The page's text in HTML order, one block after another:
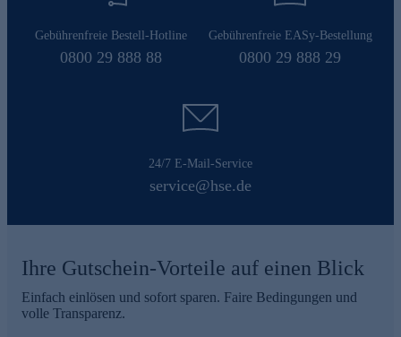
Gebührenfreie Bestell-Hotline
0800 29 888 88
Gebührenfreie EASy-Bestellung
0800 29 888 29
24/7 E-Mail-Service
service@hse.de
Ihre Gutschein-Vorteile auf einen Blick
Einfach einlösen und sofort sparen. Faire Bedingungen und
volle Transparenz.